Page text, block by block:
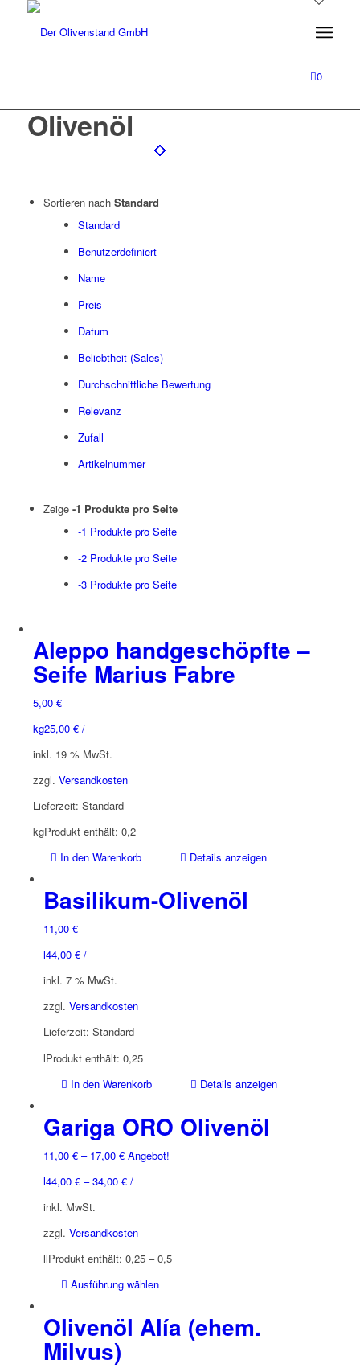
0
Olivenöl
Sortieren nach Standard
Standard
Benutzerdefiniert
Name
Preis
Datum
Beliebtheit (Sales)
Durchschnittliche Bewertung
Relevanz
Zufall
Artikelnummer
Zeige -1 Produkte pro Seite
-1 Produkte pro Seite
-2 Produkte pro Seite
-3 Produkte pro Seite
Aleppo handgeschöpfte –
Seife Marius Fabre
5,00 €
25,00 €/
kg
inkl. 19 % MwSt.
zzgl. Versandkosten
Lieferzeit: Standard
Produkt enthält: 0,2
kg
In den Warenkorb
Details anzeigen
Basilikum-Olivenöl
11,00 €
44,00 €/
l
inkl. 7 % MwSt.
zzgl. Versandkosten
Lieferzeit: Standard
Produkt enthält: 0,25
l
In den Warenkorb
Details anzeigen
Gariga ORO Olivenöl
11,00 €– 17,00 € Angebot!
44,00 €–34,00 €/
l
inkl. MwSt.
zzgl. Versandkosten
Produkt enthält: 0,25
l – 0,5
l
Ausführung wählen
weist
mehrere
Olivenöl Alía (ehem.
Milvus)